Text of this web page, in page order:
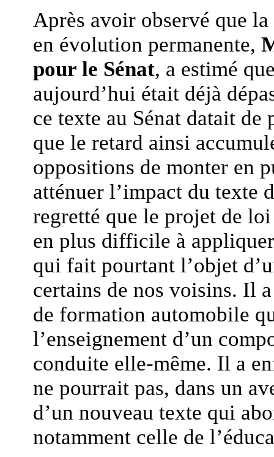
Après avoir observé que
en évolution permanente,
pour le Sénat, a estimé
aujourd’hui était déjà
ce texte au Sénat datait
que le retard ainsi
oppositions de monter en
atténuer l’impact du texte
regretté que le projet de
en plus difficile à
qui fait pourtant l’objet
certains de nos voisins. Il
de formation automobile
l’enseignement d’un
conduite elle-même. Il a
ne pourrait pas, dans un
d’un nouveau texte qui
notamment celle de